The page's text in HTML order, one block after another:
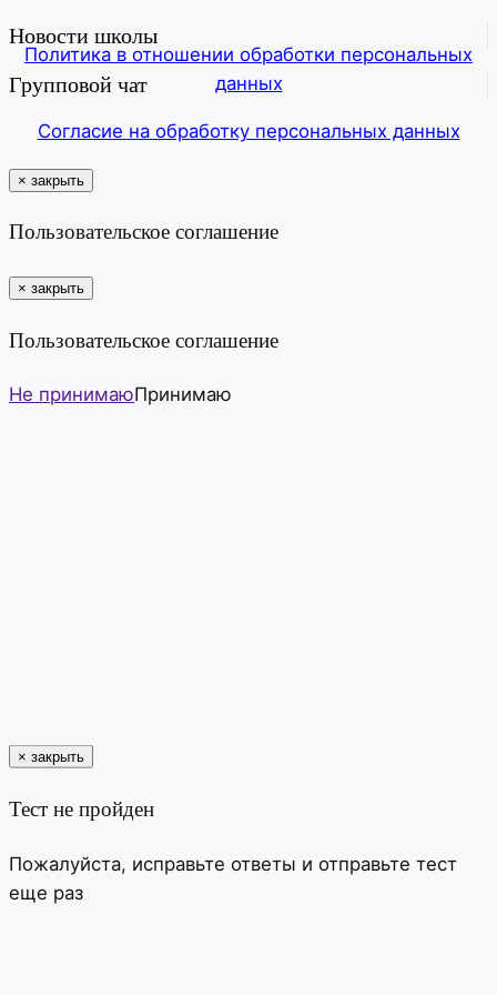
Новости школы
Групповой чат
Политика в отношении обработки персональных
данных
Согласие на обработку персональных данных
× закрыть
Пользовательское соглашение
× закрыть
Пользовательское соглашение
Не принимаюПринимаю
× закрыть
Тест не пройден
Пожалуйста, исправьте ответы и отправьте тест
еще раз